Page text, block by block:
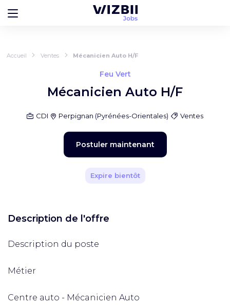
Accueil Ventes Mécanicien Auto H/F
Feu Vert
Mécanicien Auto H/F
CDI Perpignan (Pyrénées-Orientales) Ventes
Postuler maintenant
Expire bientôt
Description de l'offre
Description du poste
Métier
Centre auto - Mécanicien Auto